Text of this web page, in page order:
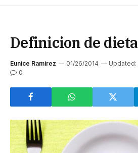
Definicion de dieta
Eunice Ramirez 01/26/2014 Updated:
0